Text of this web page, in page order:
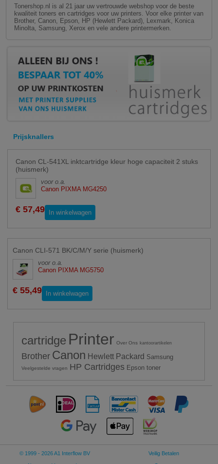
Tonershop.nl is al 21 jaar uw vertrouwde webshop voor de beste
kwaliteit toners en cartridges voor uw printers. Voor elke printer van
Brother, Canon, Epson, HP (Hewlett Packard), Lexmark, Konica
Minolta, Samsung, Xerox en vele andere printermerken.
Prijsknallers
Canon CL-541XL inktcartridge kleur hoge capaciteit 2 stuks
(huismerk)
voor o.a.
Canon PIXMA MG4250
€ 57,49 In winkelwagen
Canon CLI-571 BK/C/M/Y serie (huismerk)
voor o.a.
Canon PIXMA MG5750
€ 55,49 In winkelwagen
cartridge Printer Over Ons kantoorartikelen
Brother Canon Hewlett Packard Samsung
Veelgestelde vragen HP Cartridges Epson toner
© 1999 - 2026 A1 Interflow BV Veilig Betalen